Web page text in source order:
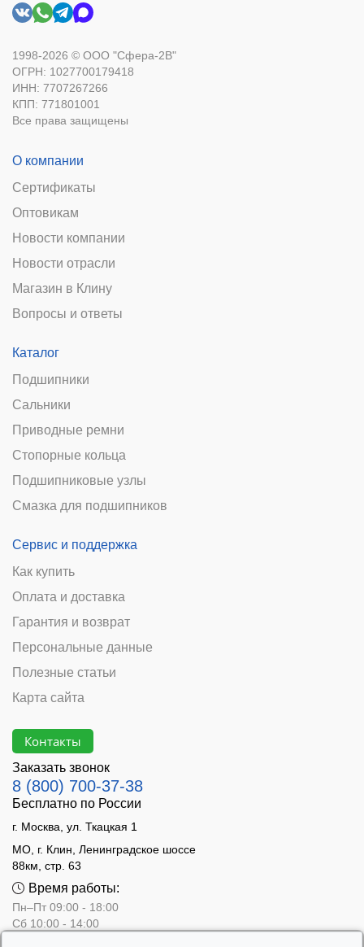
1998-2026 © ООО "Сфера-2В"
ОГРН: 1027700179418
ИНН: 7707267266
КПП: 771801001
Все права защищены
О компании
Сертификаты
Оптовикам
Новости компании
Новости отрасли
Магазин в Клину
Вопросы и ответы
Каталог
Подшипники
Сальники
Приводные ремни
Стопорные кольца
Подшипниковые узлы
Смазка для подшипников
Сервис и поддержка
Как купить
Оплата и доставка
Гарантия и возврат
Персональные данные
Полезные статьи
Карта сайта
Контакты
Заказать звонок
8 (800) 700-37-38
Бесплатно по России
г. Москва, ул. Ткацкая 1
МО, г. Клин, Ленинградское шоссе
88км, стр. 63
Время работы:
Пн–Пт 09:00 - 18:00
Сб 10:00 - 14:00